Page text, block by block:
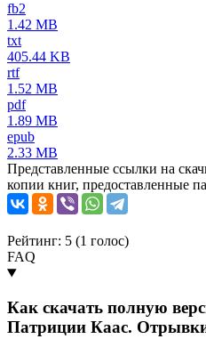
fb2
1.42 MB
txt
405.44 KB
rtf
1.52 MB
pdf
1.89 MB
epub
2.33 MB
Представленные ссылки на
копии книг, предоставленные
Рейтинг: 5 (1 голос)
FAQ
Как скачать полную
Патриции Каас.